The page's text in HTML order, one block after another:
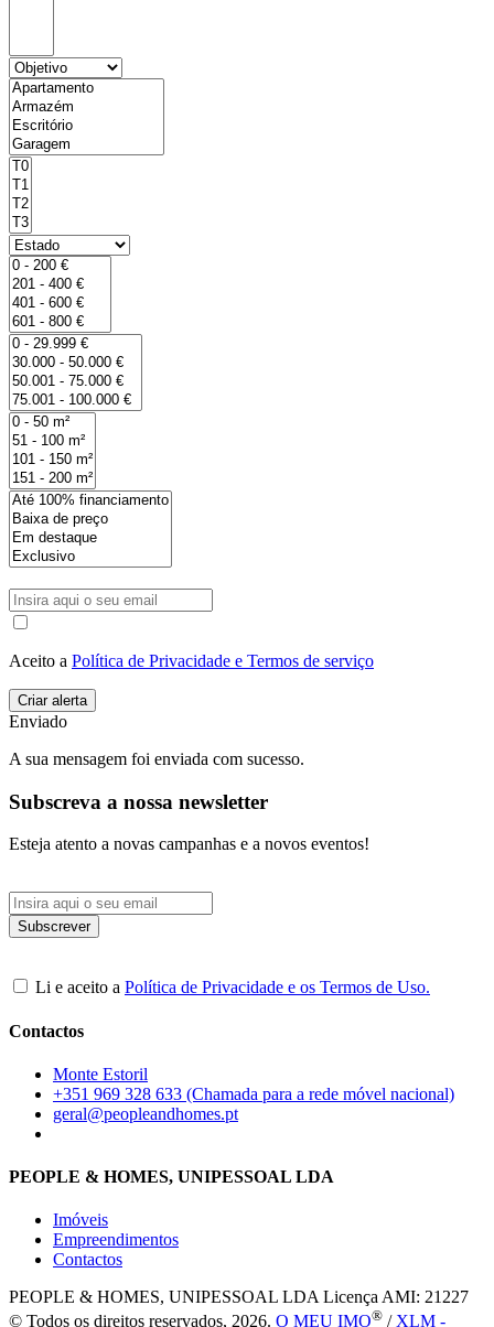
Aceito a Política de Privacidade e Termos de serviço
Enviado
A sua mensagem foi enviada com sucesso.
Subscreva a nossa newsletter
Esteja atento a novas campanhas e a novos eventos!
Li e aceito a Política de Privacidade e os Termos de Uso.
Contactos
Monte Estoril
+351 969 328 633 (Chamada para a rede móvel nacional)
geral@peopleandhomes.pt
PEOPLE & HOMES, UNIPESSOAL LDA
Imóveis
Empreendimentos
Contactos
PEOPLE & HOMES, UNIPESSOAL LDA Licença AMI: 21227
© Todos os direitos reservados, 2026. O MEU IMO® /XLM -